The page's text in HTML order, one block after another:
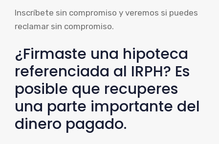
Inscríbete sin compromiso y veremos si puedes
reclamar sin compromiso.
¿Firmaste una hipoteca
referenciada al IRPH? Es
posible que recuperes
una parte importante del
dinero pagado.